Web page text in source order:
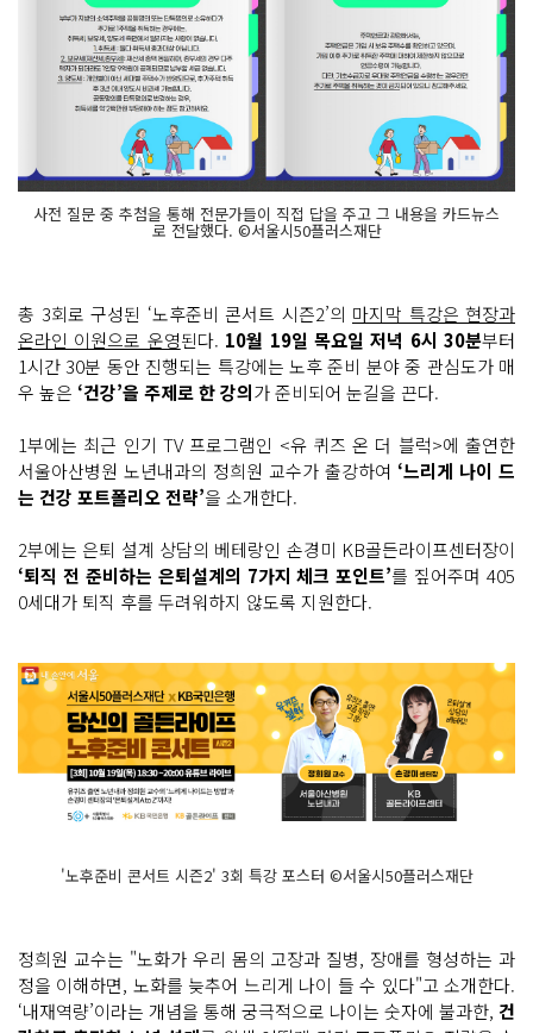
사전 질문 중 추첨을 통해 전문가들이 직접 답을 주고 그 내용을 카드뉴스
로 전달했다. ©서울시50플러스재단
총 3회로 구성된 ‘노후준비 콘서트 시즌2’의 마지막 특강은 현장과
온라인 이원으로 운영된다. 10월 19일 목요일 저녁 6시 30분부터
1시간 30분 동안 진행되는 특강에는 노후 준비 분야 중 관심도가 매
우 높은 ‘건강’을 주제로 한 강의가 준비되어 눈길을 끈다.
1부에는 최근 인기 TV 프로그램인 <유 퀴즈 온 더 블럭>에 출연한
서울아산병원 노년내과의 정희원 교수가 출강하여 ‘느리게 나이 드
는 건강 포트폴리오 전략’을 소개한다.
2부에는 은퇴 설계 상담의 베테랑인 손경미 KB골든라이프센터장이
‘퇴직 전 준비하는 은퇴설계의 7가지 체크 포인트’를 짚어주며 405
0세대가 퇴직 후를 두려워하지 않도록 지원한다.
'노후준비 콘서트 시즌2' 3회 특강 포스터 ©서울시50플러스재단
정희원 교수는 "노화가 우리 몸의 고장과 질병, 장애를 형성하는 과
정을 이해하면, 노화를 늦추어 느리게 나이 들 수 있다"고 소개한다.
‘내재역량’이라는 개념을 통해 궁극적으로 나이는 숫자에 불과한, 건